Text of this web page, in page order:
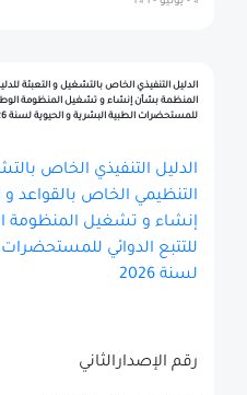
الدليل التنفيذي الخاص بالتشغيل و التعبئة
المنظمة بشأن إنشاء و تشغيل المنظومة الوطنية
للمستحضرات الطبية البشرية و الحيوية لسنة 2026
الدليل التنفيذي الخاص
التنظيمي الخاص بالقواعد
إنشاء و تشغيل المنظومة
للتتبع الدوائي للمستحضرات
لسنة 2026
رقم الإصدارالثاني